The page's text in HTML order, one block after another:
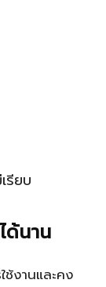
รียบ
ด้นาน
ช้งานและคง